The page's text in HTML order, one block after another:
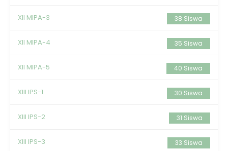
XII MIPA-3 38 Siswa
XII MIPA-4 35 Siswa
XII MIPA-5 40 Siswa
XIII IPS-1 30 Siswa
XIII IPS-2 31 Siswa
XIII IPS-3 33 Siswa